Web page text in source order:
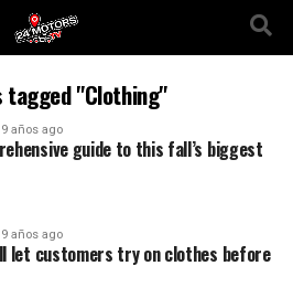
tagged "Clothing"
9 años ago
guide to this fall’s biggest
9 años ago
let customers try on clothes before